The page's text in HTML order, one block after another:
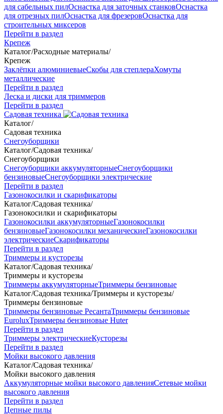
для сабельных пилОснастка для заточных станковОснастка
для отрезных пилОснастка для фрезеровОснастка для
строительных миксеров
Перейти в раздел
Крепеж
Каталог/Расходные материалы/
Крепеж
Заклёпки алюминиевыеСкобы для степлераХомуты
металлические
Перейти в раздел
Леска и диски для триммеров
Перейти в раздел
Садовая техника
Каталог/
Садовая техника
Снегоуборщики
Каталог/Садовая техника/
Снегоуборщики
Снегоуборщики аккумуляторныеСнегоуборщики
бензиновыеСнегоуборщики электрические
Перейти в раздел
Газонокосилки и скарификаторы
Каталог/Садовая техника/
Газонокосилки и скарификаторы
Газонокосилки аккумуляторныеГазонокосилки
бензиновыеГазонокосилки механическиеГазонокосилки
электрическиеСкарификаторы
Перейти в раздел
Триммеры и кусторезы
Каталог/Садовая техника/
Триммеры и кусторезы
Триммеры аккумуляторныеТриммеры бензиновые
Каталог/Садовая техника/Триммеры и кусторезы/
Триммеры бензиновые
Триммеры бензиновые РесантаТриммеры бензиновые
EuroluxТриммеры бензиновые Huter
Перейти в раздел
Триммеры электрическиеКусторезы
Перейти в раздел
Мойки высокого давления
Каталог/Садовая техника/
Мойки высокого давления
Аккумуляторные мойки высокого давленияСетевые мойки
высокого давления
Перейти в раздел
Цепные пилы